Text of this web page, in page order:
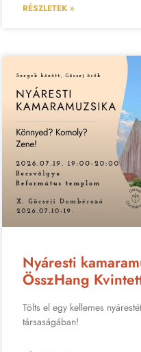
RÉSZLETEK »
Nyáresti
ÖsszHang
Tölts el egy kellemes
társaságában!